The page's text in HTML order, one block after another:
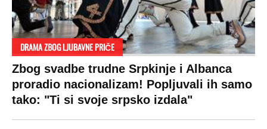
DRAMA ZBOG LJUBAVNE PRIČE
Zbog svadbe trudne Srpkinje i Albanca
proradio nacionalizam! Popljuvali ih samo
tako: "Ti si svoje srpsko izdala"